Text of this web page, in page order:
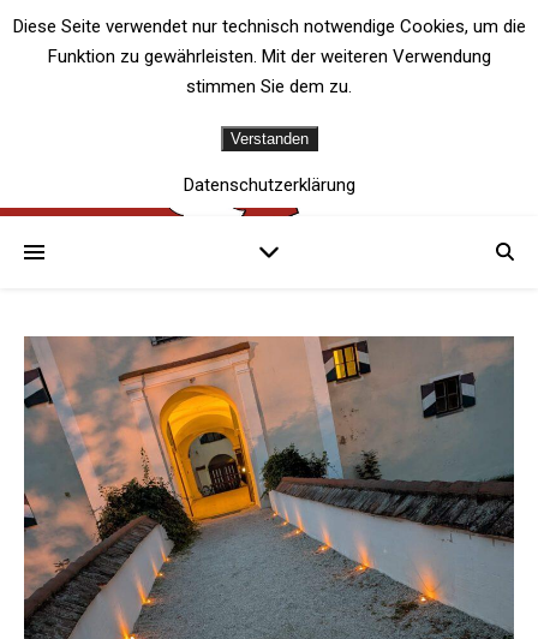
Diese Seite verwendet nur technisch notwendige Cookies, um die
Funktion zu gewährleisten. Mit der weiteren Verwendung
stimmen Sie dem zu.
Verstanden
Datenschutzerklärung